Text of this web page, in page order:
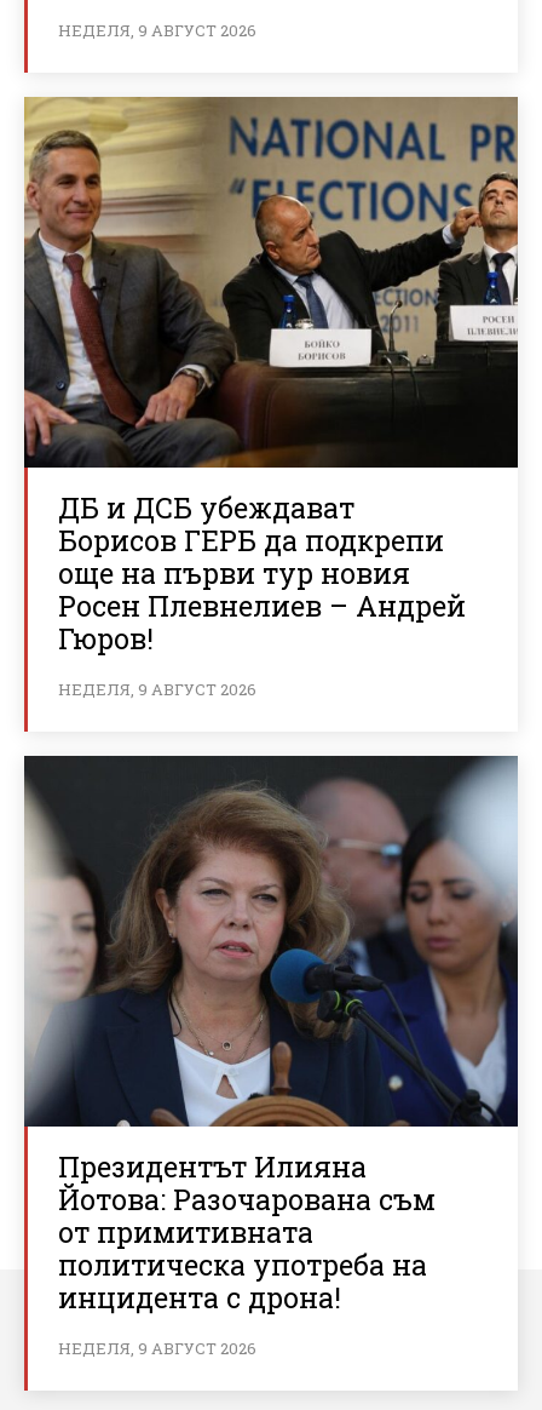
НЕДЕЛЯ, 9 АВГУСТ 2026
ДБ и ДСБ убеждават
Борисов ГЕРБ да подкрепи
още на първи тур новия
Росен Плевнелиев – Андрей
Гюров!
НЕДЕЛЯ, 9 АВГУСТ 2026
Президентът Илияна
Йотова: Разочарована съм
от примитивната
политическа употреба на
инцидента с дрона!
НЕДЕЛЯ, 9 АВГУСТ 2026